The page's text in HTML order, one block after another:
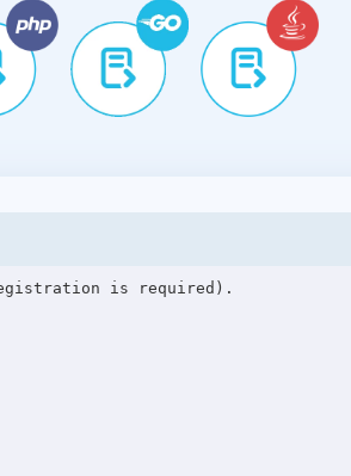
registration is required).